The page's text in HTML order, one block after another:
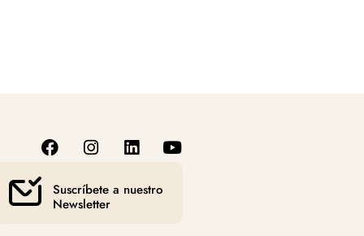
Suscríbete a nuestro
Newsletter